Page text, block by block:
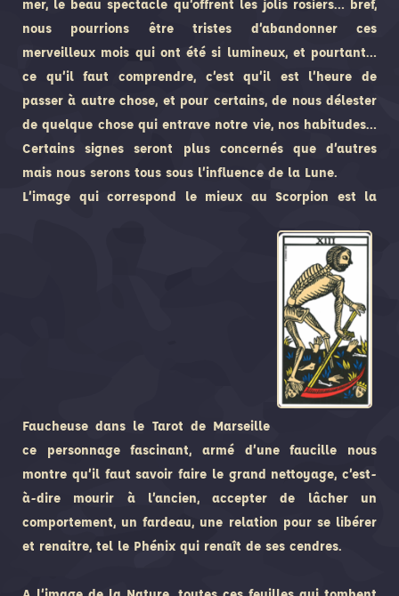
mer, le beau spectacle qu’offrent les jolis rosiers… bref,
nous pourrions être tristes d’abandonner ces
merveilleux mois qui ont été si lumineux, et pourtant…
ce qu’il faut comprendre, c’est qu’il est l’heure de
passer à autre chose, et pour certains, de nous délester
de quelque chose qui entrave notre vie, nos habitudes…
Certains signes seront plus concernés que d’autres
mais nous serons tous sous l’influence de la Lune.
L’image qui correspond le mieux au Scorpion est la
Faucheuse dans le Tarot de Marseille
ce personnage fascinant, armé d’une faucille nous
montre qu’il faut savoir faire le grand nettoyage, c’est-
à-dire mourir à l’ancien, accepter de lâcher un
comportement, un fardeau, une relation pour se libérer
et renaitre, tel le Phénix qui renaît de ses cendres.